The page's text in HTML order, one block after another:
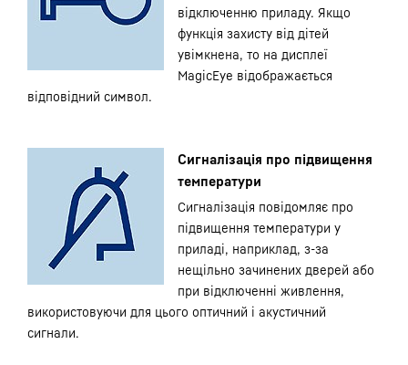
відключенню приладу. Якщо
функція захисту від дітей
увімкнена, то на дисплеї
MagicEye відображається
відповідний символ.
Сигналізація про підвищення
температури
Сигналізація повідомляє про
підвищення температури у
приладі, наприклад, з-за
нещільно зачинених дверей або
при відключенні живлення,
використовуючи для цього оптичний і акустичний
сигнали.